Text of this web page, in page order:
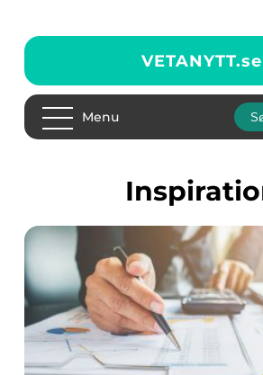
VETANYTT.se
Menu